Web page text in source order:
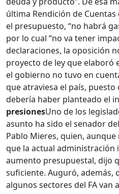
última Rendición de
el presupuesto, “no habrá
por lo cual “no va tener
declaraciones, la oposición
proyecto de ley que elaboró
el gobierno no tuvo en
que atraviesa el país,
debería haber planteado el
presionesUno de los
asunto ha sido el senador
Pablo Mieres, quien, aunque
que la actual administración
aumento presupuestal, dijo
suficiente. Auguró, además,
algunos sectores del FA van